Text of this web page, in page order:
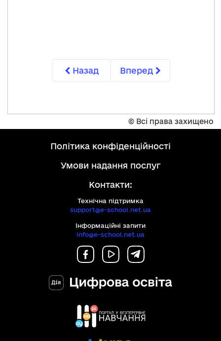
Назад Вперед
© Всі права захищено
політика конфіденційності
умови надання послуг
Контакти:
Технічна підтримка
support@e-school.net.ua
Інформаційні запити
info@e-school.net.ua